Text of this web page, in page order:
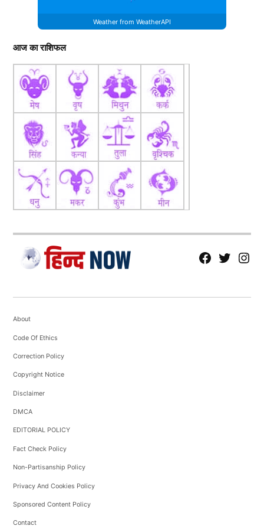
Weather from WeatherAPI
आज का राशिफल
fb Tw tw
About
Code Of Ethics
Correction Policy
Copyright Notice
Disclaimer
DMCA
EDITORIAL POLICY
Fact Check Policy
Non-Partisanship Policy
Privacy And Cookies Policy
Sponsored Content Policy
Contact